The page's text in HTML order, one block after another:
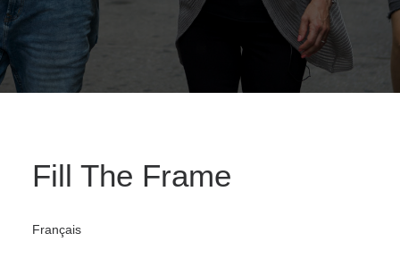
Fill The Frame
Français